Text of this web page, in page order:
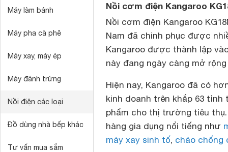
Máy làm bánh
Máy pha cà phê
Máy xay, máy ép
Máy đánh trứng
Nồi điện các loại
Đồ dùng nhà bếp khác
Tư vấn mua sắm
Nồi cơm điện Kangaroo
Nồi cơm điện Kangaroo
Nam đã chinh phục được
Kangaroo được thành lập
này đang ngày càng mở
Hiện nay, Kangaroo đã có
kinh doanh trên khắp 63
phẩm cho thị trường tiêu
hàng gia dụng nổi tiếng như
máy xay sinh tố, chảo chống